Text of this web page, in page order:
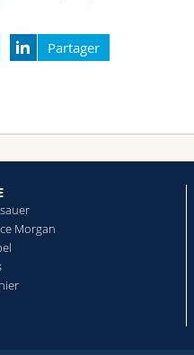
Partager
Morgan